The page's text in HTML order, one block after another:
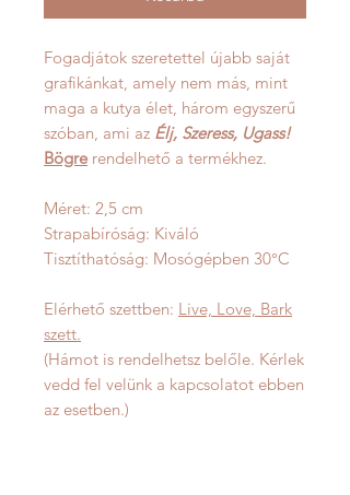
Fogadjátok szeretettel újabb saját
grafikánkat, amely nem más, mint
maga a kutya élet, három egyszerű
szóban, ami az Élj, Szeress, Ugass!
Bögre rendelhető a termékhez.
Méret: 2,5 cm
Strapabíróság: Kiváló
Tisztíthatóság: Mosógépben 30°C
Elérhető szettben: Live, Love, Bark
szett.
(Hámot is rendelhetsz belőle. Kérlek
vedd fel velünk a kapcsolatot ebben
az esetben.)